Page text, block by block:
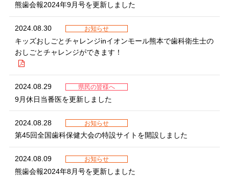
熊歯会報2024年9月号を更新しました
2024.08.30 お知らせ
キッズおしごとチャレンジinイオンモール熊本で歯科衛生士の
おしごとチャレンジができます！
2024.08.29 県民の皆様へ
9月休日当番医を更新しました
2024.08.28 お知らせ
第45回全国歯科保健大会の特設サイトを開設しました
2024.08.09 お知らせ
熊歯会報2024年8月号を更新しました